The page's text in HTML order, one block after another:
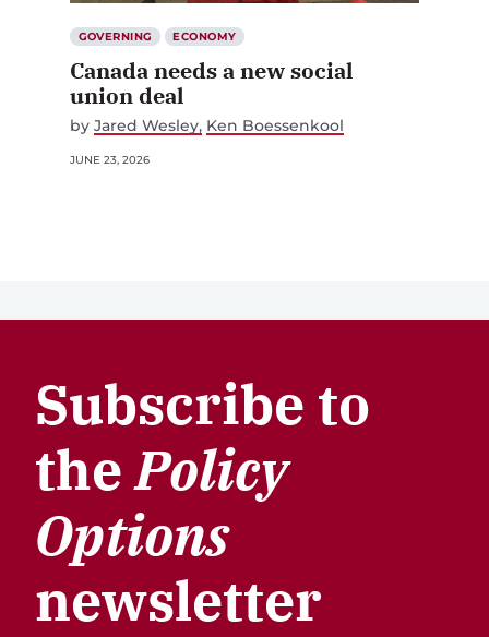
GOVERNING ECONOMY
Canada needs a new social
union deal
by Jared Wesley Ken Boessenkool
JUNE 23, 2026
Subscribe to
thePolicy
Options
newsletter